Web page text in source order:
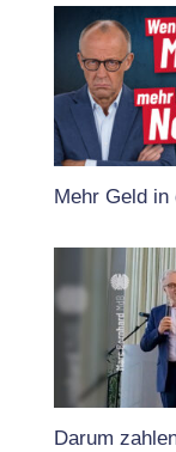
Mehr Geld in
Darum